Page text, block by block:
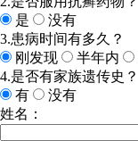
是
没有
3.患病时间有多久？
刚发现
半年内
4.是否有家族遗传史？
有
没有
姓名：